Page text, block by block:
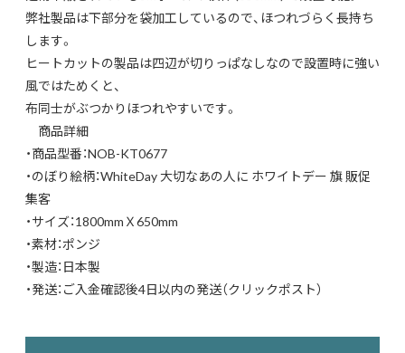
弊社製品は下部分を袋加工しているので、ほつれづらく長持ち
します。
ヒートカットの製品は四辺が切りっぱなしなので設置時に強い
風ではためくと、
布同士がぶつかりほつれやすいです。
商品詳細
・商品型番：NOB-KT0677
・のぼり絵柄：WhiteDay 大切なあの人に ホワイトデー 旗 販促
集客
・サイズ：1800mmＸ650mm
・素材：ポンジ
・製造：日本製
・発送：ご入金確認後4日以内の発送（クリックポスト）